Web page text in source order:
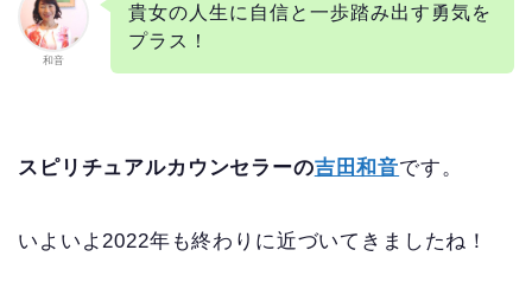
和音
貴女の人生に自信と一歩踏み出す勇気を
プラス！
スピリチュアルカウンセラーの吉田和音です。
いよいよ2022年も終わりに近づいてきましたね！